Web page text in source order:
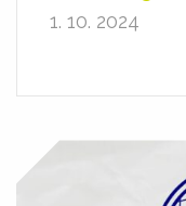
1. 10. 2024